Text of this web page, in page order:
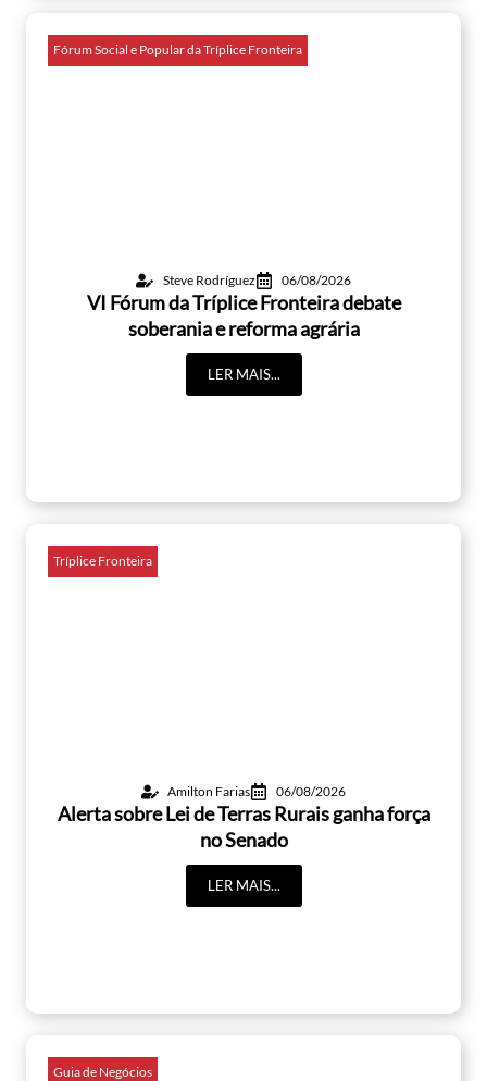
Fórum Social e Popular da Tríplice Fronteira
Steve Rodríguez 06/08/2026
VI Fórum da Tríplice Fronteira debate
soberania e reforma agrária
LER MAIS...
Tríplice Fronteira
Amilton Farias 06/08/2026
Alerta sobre Lei de Terras Rurais ganha força
no Senado
LER MAIS...
Guia de Negócios